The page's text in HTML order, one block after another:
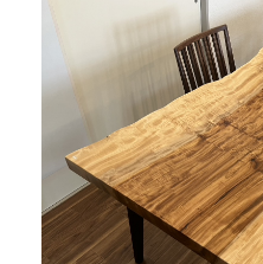
MOKUBA について
商品情報
直営店